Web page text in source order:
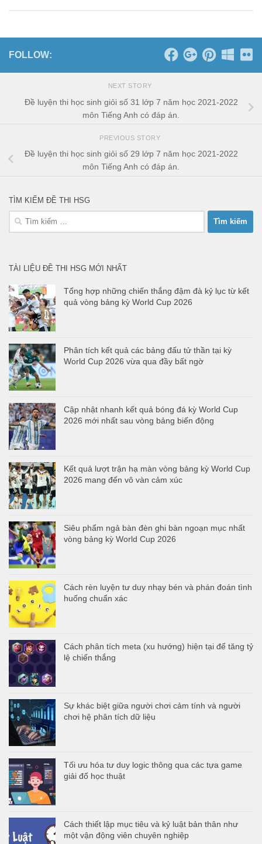
FOLLOW:
NEXT STORY
Đề luyện thi học sinh giỏi số 31 lớp 7 năm học 2021-2022
môn Tiếng Anh có đáp án.
PREVIOUS STORY
Đề luyện thi học sinh giỏi số 29 lớp 7 năm học 2021-2022
môn Tiếng Anh có đáp án.
TÌM KIẾM ĐỀ THI HSG
Tìm
TÀI LIỆU ĐỀ THI HSG MỚI NHẤT
Tổng hợp những chiến thắng đậm đà kỷ lục từ kết
quả vòng bảng kỳ World Cup 2026
Phân tích kết quả các bảng đấu tử thần tại kỳ
World Cup 2026 vừa qua đầy bất ngờ
Cập nhật nhanh kết quả bóng đá kỳ World Cup
2026 mới nhất sau vòng bảng biến động
Kết quả lượt trận hạ màn vòng bảng kỳ World Cup
2026 mang đến vô vàn cảm xúc
Siêu phẩm ngả bàn đèn ghi bàn ngoạn mục nhất
vòng bảng kỳ World Cup 2026
Cách rèn luyện tư duy nhạy bén và phán đoán tình
huống chuẩn xác
Cách phân tích meta (xu hướng) hiện tại để tăng tỷ
lệ chiến thắng
Sự khác biệt giữa người chơi cảm tính và người
chơi hệ phân tích dữ liệu
Tối ưu hóa tư duy logic thông qua các tựa game
giải đố học thuật
Cách thiết lập mục tiêu và kỷ luật bản thân như
một vận động viên chuyên nghiệp